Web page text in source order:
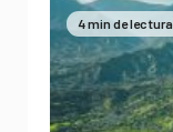
4 min de lectura